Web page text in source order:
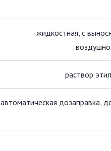
жидкостная, с
раствор
автоматическая дозаправка,